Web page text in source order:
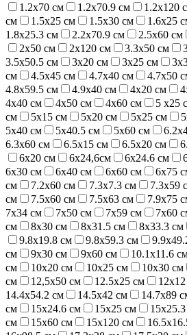
1.2х70 см
1.2х70.9 см 1.2х120
см
1.5х25 см 1.5х30 см 1.6х25
1.8х25.3 см
2.2х70.9 см 2.5х60 см
2х50 см
2х120 см 3.3х50 см
3.5х50.5 см
3х20 см 3х25 см
см
4.5х45 см 4.7х40 см 4.7х50
4.8х59.5 см
4.9х40 см 4х20 см
4х40 см
4х50 см 4х60 см 5 х25
см
5х15 см 5х20 см 5х25 см
5х40 см
5х40.5 см 5х60 см
6.3х60 см
6.5х15 см 6.5х20 см
6х20 см
6х24,6см 6х24.6 см
6х30 см
6х40 см 6х60 см 6х75
см
7.2х60 см 7.3х7.3 см 7.3х59
см
7.5х60 см 7.5х63 см 7.9х75
7х34 см
7х50 см 7х59 см 7х60
см
8х30 см 8х31.5 см 8х33.3 см
9.8х19.8 см
9.8х59.3 см
см
9х30 см 9х60 см 10.1х11.6
см
10х20 см 10х25 см 10х30 см
см
12,5х50 см 12.5х25 см
14.4х54.2 см
14.5х42 см 14.7х89
см
15х24.6 см 15х25 см
см
15х60 см 15х120 см